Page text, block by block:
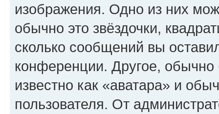
изображения. Одно из них
обычно это звёздочки,
сколько сообщений вы
конференции. Другое,
известно как «аватара» и
пользователя. От